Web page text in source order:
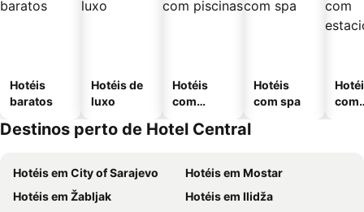
Hotéis
baratos
Hotéis de
luxo
Hotéis
com
Hotéis
com spa
com
Destinos perto de Hotel Central
Hotéis em City of Sarajevo
Hotéis em Mostar
Hotéis em Žabljak
Hotéis em Ilidža